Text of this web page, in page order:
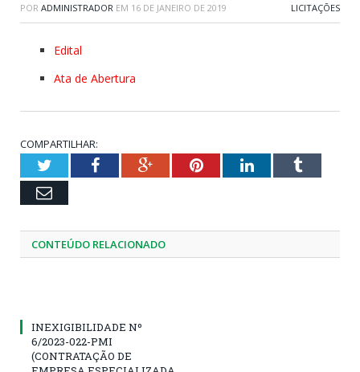
POR ADMINISTRADOR EM 16 DE JANEIRO DE 2019 LICITAÇÕES
Edital
Ata de Abertura
COMPARTILHAR:
TwitterFacebookGoogle+PinterestLinkedInTumblr
Email
CONTEÚDO RELACIONADO
INEXIGIBILIDADE Nº
6/2023-022-PMI
(CONTRATAÇÃO DE